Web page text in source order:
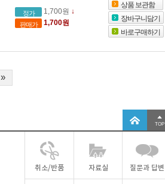
정가 1,700원 ↓
판매가 1,700원
상품 보관함
장바구니담기
바로구매하기
»
TOP
취소/반품 자료실 질문과 답변